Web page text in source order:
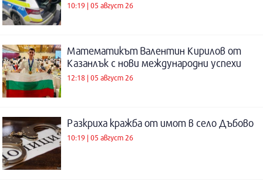
10:19 | 05 август 26
Математикът Валентин Кирилов от
Казанлък с нови международни успехи
12:18 | 05 август 26
Разкриха кражба от имот в село Дъбово
10:19 | 05 август 26